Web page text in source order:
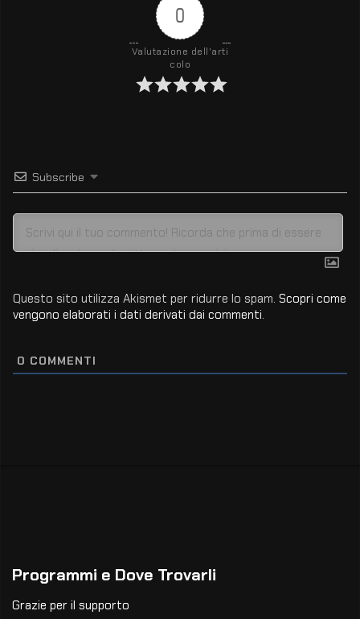
0
Valutazione dell'arti
colo
Subscribe
Questo sito utilizza Akismet per ridurre lo spam. Scopri come
vengono elaborati i dati derivati dai commenti.
0 COMMENTI
Programmi e Dove Trovarli
Grazie per il supporto